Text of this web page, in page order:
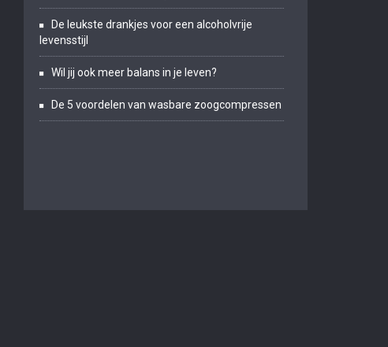
De leukste drankjes voor een alcoholvrije
levensstijl
Wil jij ook meer balans in je leven?
De 5 voordelen van wasbare zoogcompressen